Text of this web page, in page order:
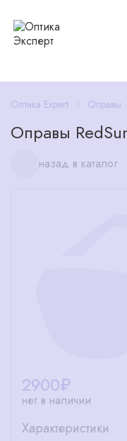
Оптика Expert Оправы
Оправы
назад в каталог
2900₽
нет в наличии
Характеристики